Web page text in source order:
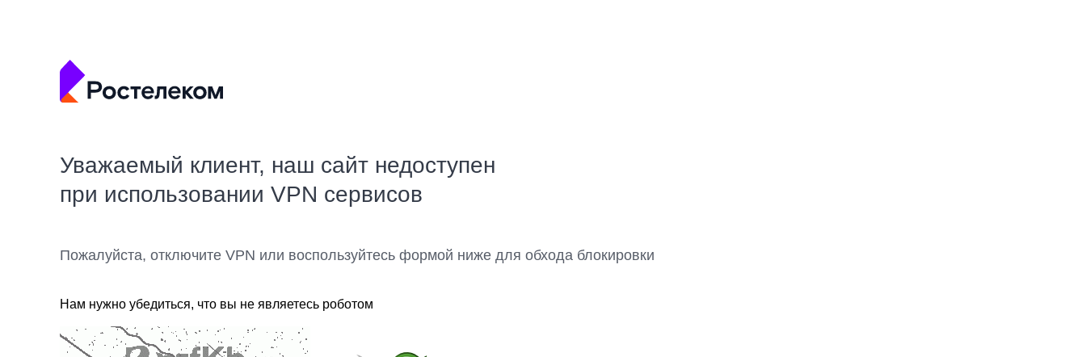
Уважаемый клиент, наш сайт недоступен
при использовании VPN сервисов
Пожалуйста, отключите VPN или воспользуйтесь формой ниже для обхода блокировки
Нам нужно убедиться, что вы не являетесь роботом